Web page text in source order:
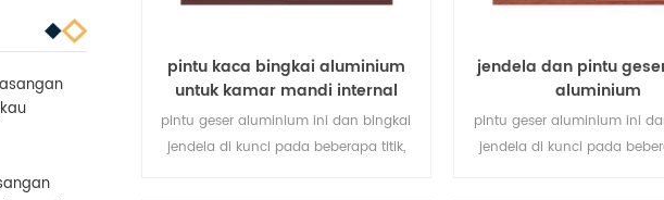
pintu kaca bingkai aluminium
untuk kamar mandi internal
pintu geser aluminium ini dan bingkai
jendela di kunci pada beberapa titik,
jendela dan pintu
aluminium
pintu geser aluminium ini
jendela di kunci pada